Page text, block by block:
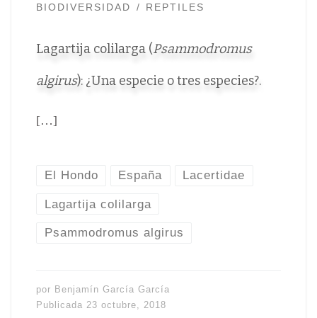
BIODIVERSIDAD REPTILES
Lagartija colilarga (Psammodromus
algirus): ¿Una especie o tres especies?.
[…]
El Hondo España Lacertidae
Lagartija colilarga
Psammodromus algirus
por Benjamín García García
Publicada 23 octubre, 2018